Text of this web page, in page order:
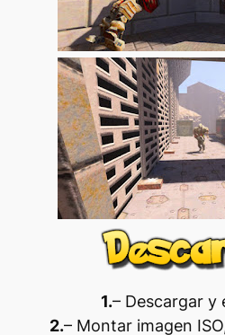
1.– Descargar y
2.– Montar imagen